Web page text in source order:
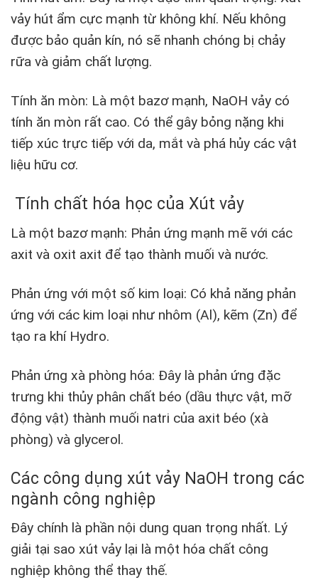
vảy hút ẩm cực mạnh từ không khí. Nếu không
được bảo quản kín, nó sẽ nhanh chóng bị chảy
rữa và giảm chất lượng.
Tính ăn mòn: Là một bazơ mạnh, NaOH vảy có
tính ăn mòn rất cao. Có thể gây bỏng nặng khi
tiếp xúc trực tiếp với da, mắt và phá hủy các vật
liệu hữu cơ.
Tính chất hóa học của Xút vảy
Là một bazơ mạnh: Phản ứng mạnh mẽ với các
axit và oxit axit để tạo thành muối và nước.
Phản ứng với một số kim loại: Có khả năng phản
ứng với các kim loại như nhôm (Al), kẽm (Zn) để
tạo ra khí Hydro.
Phản ứng xà phòng hóa: Đây là phản ứng đặc
trưng khi thủy phân chất béo (dầu thực vật, mỡ
động vật) thành muối natri của axit béo (xà
phòng) và glycerol.
Các công dụng xút vảy NaOH trong các
ngành công nghiệp
Đây chính là phần nội dung quan trọng nhất. Lý
giải tại sao xút vảy lại là một hóa chất công
nghiệp không thể thay thế.